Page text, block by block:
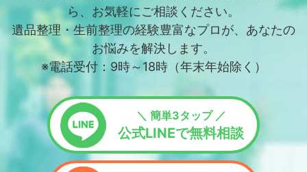
ら、お気軽にご相談ください。
遺品整理・生前整理の経験豊富なプロが、あなたの
お悩みを解決します。
※電話受付：9時～18時（年末年始除く）
＼ 簡単3タップ ／
公式LINEで無料相談